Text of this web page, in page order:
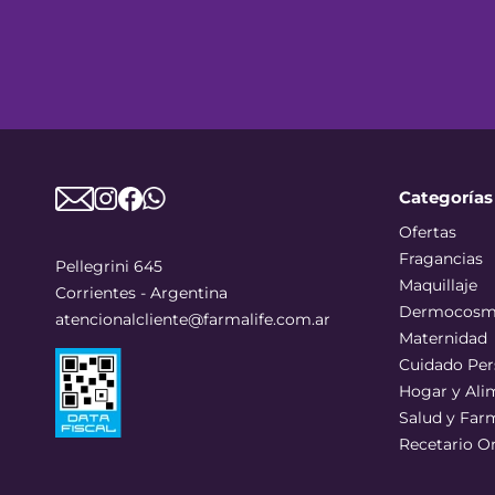
Pellegrini 645
Corrientes - Argentina
atencionalcliente@farmalife.com.ar
Categorías
Ofertas
Fragancias
Maquillaje
Maternidad
Cuidado
Hogar y
Salud y
Recetario